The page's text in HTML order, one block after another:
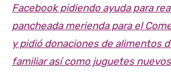
Facebook pidiendo ayuda para
pancheada merienda para el
y pidió donaciones de alimentos
familiar así como juguetes